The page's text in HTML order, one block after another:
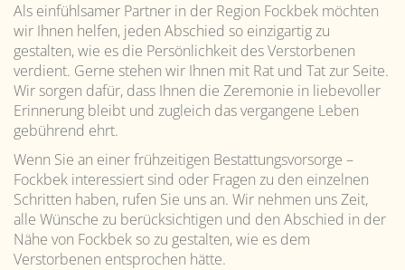
Als einfühlsamer Partner in der Region Fockbek möchten
wir Ihnen helfen, jeden Abschied so einzigartig zu
gestalten, wie es die Persönlichkeit des Verstorbenen
verdient. Gerne stehen wir Ihnen mit Rat und Tat zur Seite.
Wir sorgen dafür, dass Ihnen die Zeremonie in liebevoller
Erinnerung bleibt und zugleich das vergangene Leben
gebührend ehrt.
Wenn Sie an einer frühzeitigen Bestattungsvorsorge –
Fockbek interessiert sind oder Fragen zu den einzelnen
Schritten haben, rufen Sie uns an. Wir nehmen uns Zeit,
alle Wünsche zu berücksichtigen und den Abschied in der
Nähe von Fockbek so zu gestalten, wie es dem
Verstorbenen entsprochen hätte.